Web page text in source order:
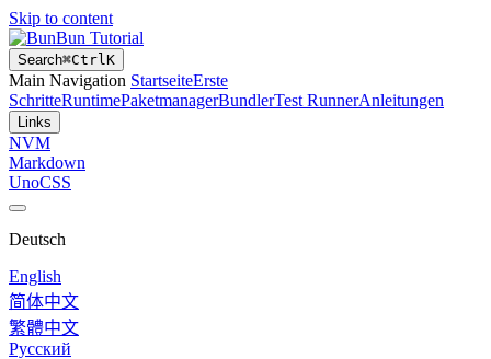
Skip to content
Bun Tutorial
Search⌘CtrlK
Main Navigation StartseiteErste
SchritteRuntimePaketmanagerBundlerTest RunnerAnleitungen
Links
NVM
Markdown
UnoCSS
Deutsch
English
简体中文
繁體中文
Русский